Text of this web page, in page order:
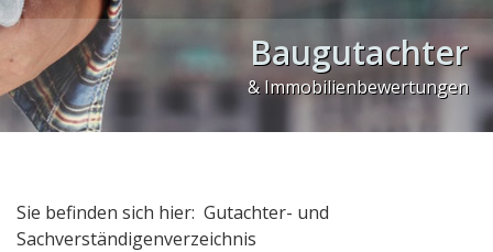
PLZ Gebiet 0
PLZ Gebiet 1
PLZ Gebiet 2
PLZ Gebiet 3
PLZ Gebiet 5
PLZ Gebiet 6
Baugutachter
& Immobilienbewertungen
Sie befinden sich hier: Gutachter- und
Sachverständigenverzeichnis